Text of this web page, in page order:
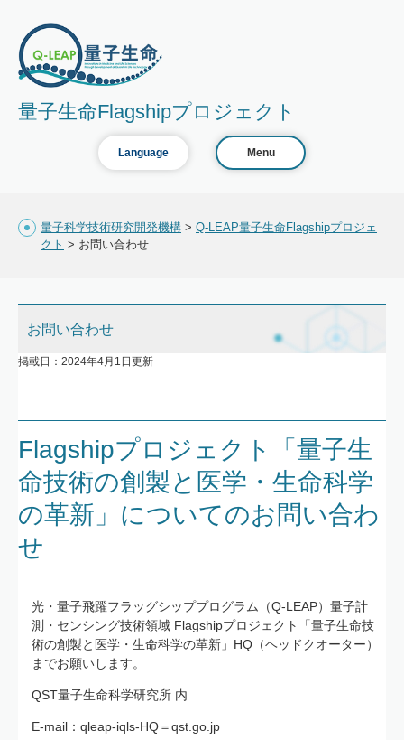
量子生命Flagshipプロジェクト
Language Menu
量子科学技術研究開発機構 > Q-LEAP量子生命Flagshipプロジェ
クト > お問い合わせ
お問い合わせ
掲載日：2024年4月1日更新
​Flagshipプロジェクト「量子生
命技術の創製と医学・生命科学
の革新」についてのお問い合わ
せ
光・量子飛躍フラッグシッププログラム（Q-LEAP）量子計
測・センシング技術領域 Flagshipプロジェクト「量子生命技
術の創製と医学・生命科学の革新」HQ（ヘッドクオーター）
までお願いします。
QST量子生命科学研究所 内
E-mail：qleap-iqls-HQ＝qst.go.jp